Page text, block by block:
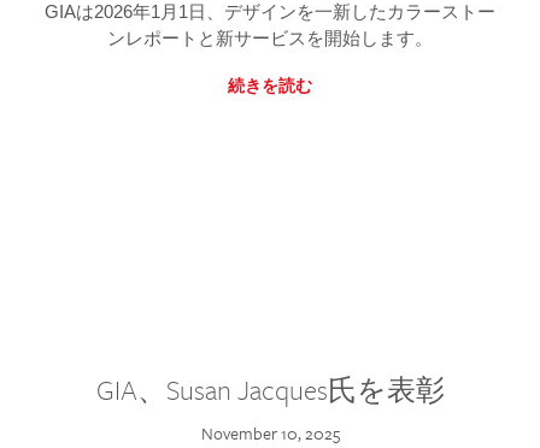
GIAは2026年1月1日、デザインを一新したカラーストー
ンレポートと新サービスを開始します。
続きを読む
GIA、Susan Jacques氏を表彰
November 10, 2025